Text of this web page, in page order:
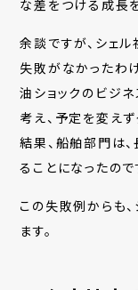
な差をつける成長
余談ですが、シェ
失敗がなかったわ
油ショックのビジ
考え、予定を変え
結果、船舶部門は
ることになったので
この失敗例からも
ます。